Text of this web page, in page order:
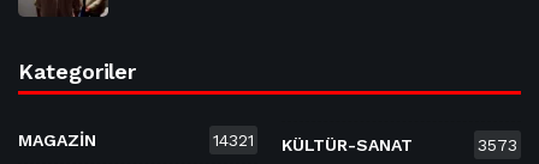
Kategoriler
MAGAZİN 14321 KÜLTÜR-SANAT 3573